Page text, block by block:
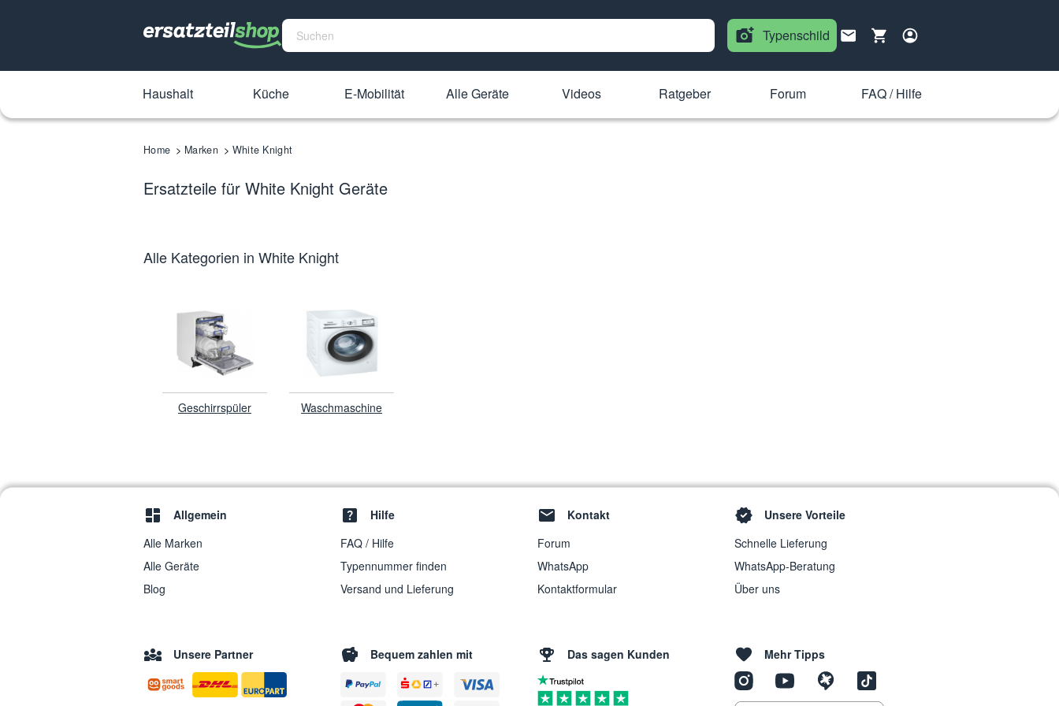
Typenschild
Haushalt Küche E-Mobilität Alle Geräte Videos Ratgeber Forum FAQ / Hilfe
Home Marken White Knight
Ersatzteile für White Knight Geräte
Alle Kategorien in White Knight
Geschirrspüler Waschmaschine
Allgemein
Alle Marken
Alle Geräte
Blog
Hilfe
FAQ / Hilfe
Typennummer finden
Versand und Lieferung
Kontakt
Forum
WhatsApp
Kontaktformular
Unsere Vorteile
Schnelle Lieferung
WhatsApp-Beratung
Über uns
Unsere Partner Bequem zahlen mit Das sagen Kunden Mehr Tipps